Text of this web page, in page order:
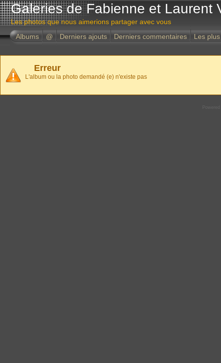
Galeries de Fabienne et Laurent
Les photos que nous aimerions partager avec vous
Albums
@ Derniers ajouts Derniers commentaires Les
Erreur
L'album ou la photo demandé (e) n'existe pas